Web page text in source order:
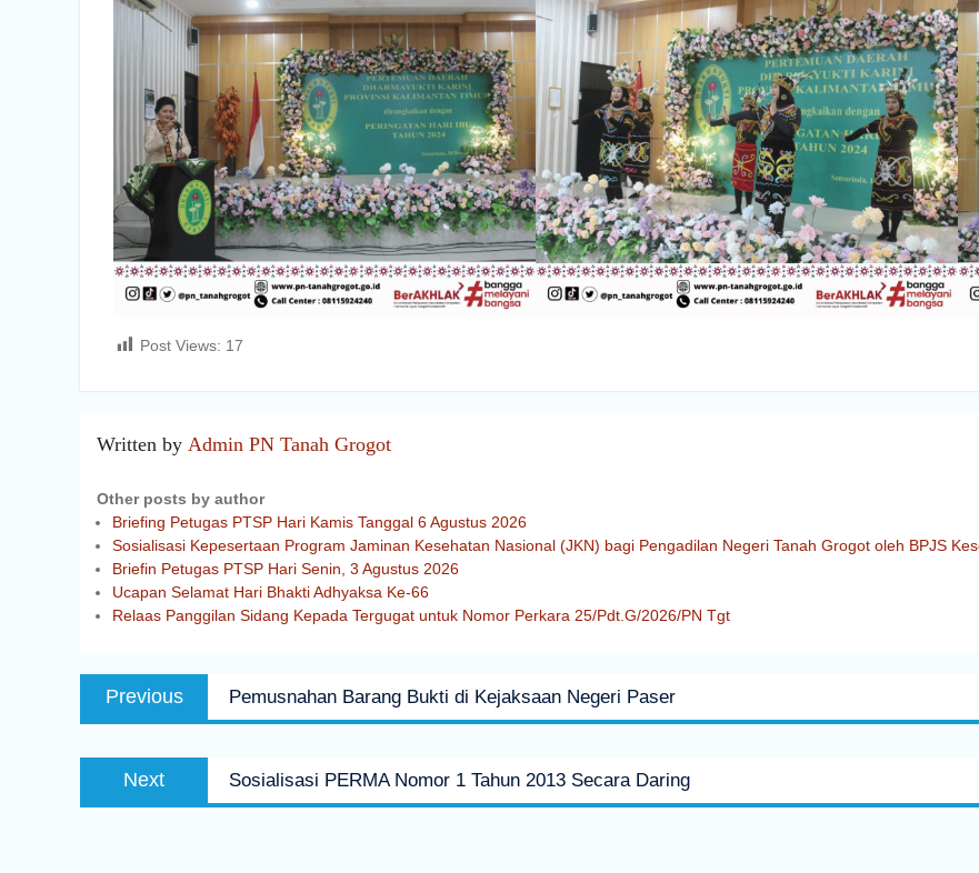
Post Views: 17
Written by Admin PN Tanah Grogot
Other posts by author
Briefing Petugas PTSP Hari Kamis Tanggal 6 Agustus 2026
Sosialisasi Kepesertaan Program Jaminan Kesehatan Nasional (JKN) bagi Pengadilan Negeri Tanah Grogot oleh BPJS
Briefin Petugas PTSP Hari Senin, 3 Agustus 2026
Ucapan Selamat Hari Bhakti Adhyaksa Ke-66
Relaas Panggilan Sidang Kepada Tergugat untuk Nomor Perkara 25/Pdt.G/2026/PN Tgt
Previous Pemusnahan Barang Bukti di Kejaksaan Negeri Paser
Next Sosialisasi PERMA Nomor 1 Tahun 2013 Secara Daring